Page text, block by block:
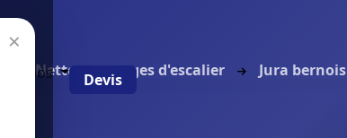
À propos Devis
Nettoyage cages d'escalier Jura bernois
×